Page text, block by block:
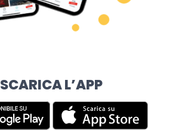
SCARICA L’APP